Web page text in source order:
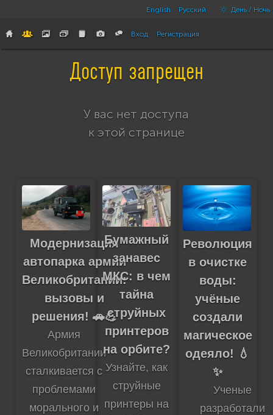
English Русский День / Ночь
Вход Регистрация
Доступ запрещен
У вас нет доступа
к этой странице
Модернизация
автопарка армии
Великобритании:
вызовы и
решения! 🚗💪
Армия
Великобритании
сталкивается с
проблемами
морального и
Бумажный
занавес
МКС: в чем
тайна
струйных
принтеров
на орбите?
Узнайте, как
струйные
принтеры на
Революция
в очистке
воды:
учёные
создали
магическое
одеяло! 💧
✨
Ученые
разработали